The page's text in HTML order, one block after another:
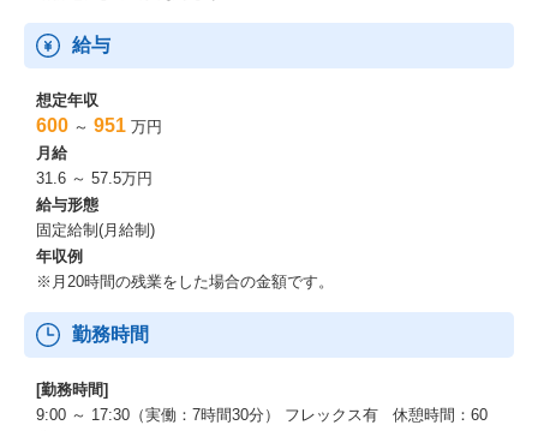
給与
想定年収
600 ～ 951 万円
月給
31.6 ～ 57.5万円
給与形態
固定給制(月給制)
年収例
※月20時間の残業をした場合の金額です。
勤務時間
[勤務時間]
9:00 ～ 17:30（実働：7時間30分） フレックス有 休憩時間：60